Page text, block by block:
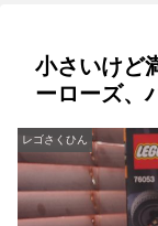
小さいけど
ーローズ、
レゴさくひん